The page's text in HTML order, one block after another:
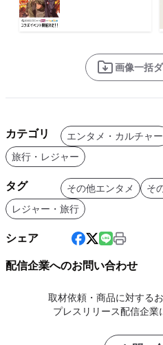
画像一括
カテゴリ エンタメ・カルチャー
旅行・レジャー
タグ その他エンタメ
そ
レジャー・旅行
シェア
配信企業へのお問い合わせ
取材依頼・商品に対する
プレスリリース配信企業